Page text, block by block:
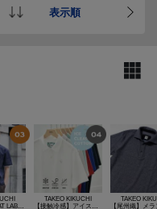
表示順
TAKEO KIKUCHI
TAKEO